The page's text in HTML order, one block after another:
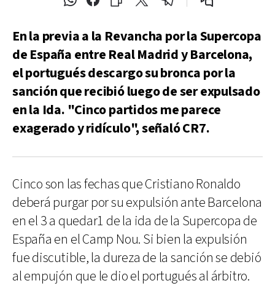
En la previa a la Revancha por la Supercopa
de España entre Real Madrid y Barcelona,
el portugués descargo su bronca por la
sanción que recibió luego de ser expulsado
en la Ida. "Cinco partidos me parece
exagerado y ridículo", señaló CR7.
Cinco son las fechas que Cristiano Ronaldo
deberá purgar por su expulsión ante Barcelona
en el 3 a quedar1 de la ida de la Supercopa de
España en el Camp Nou. Si bien la expulsión
fue discutible, la dureza de la sanción se debió
al empujón que le dio el portugués al árbitro.